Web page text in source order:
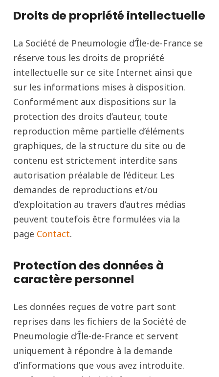
Droits de propriété intellectuelle
La Société de Pneumologie d’Île-de-France se
réserve tous les droits de propriété
intellectuelle sur ce site Internet ainsi que
sur les informations mises à disposition.
Conformément aux dispositions sur la
protection des droits d’auteur, toute
reproduction même partielle d’éléments
graphiques, de la structure du site ou de
contenu est strictement interdite sans
autorisation préalable de l’éditeur. Les
demandes de reproductions et/ou
d’exploitation au travers d’autres médias
peuvent toutefois être formulées via la
page Contact.
Protection des données à
caractère personnel
Les données reçues de votre part sont
reprises dans les fichiers de la Société de
Pneumologie d’Île-de-France et servent
uniquement à répondre à la demande
d’informations que vous avez introduite.